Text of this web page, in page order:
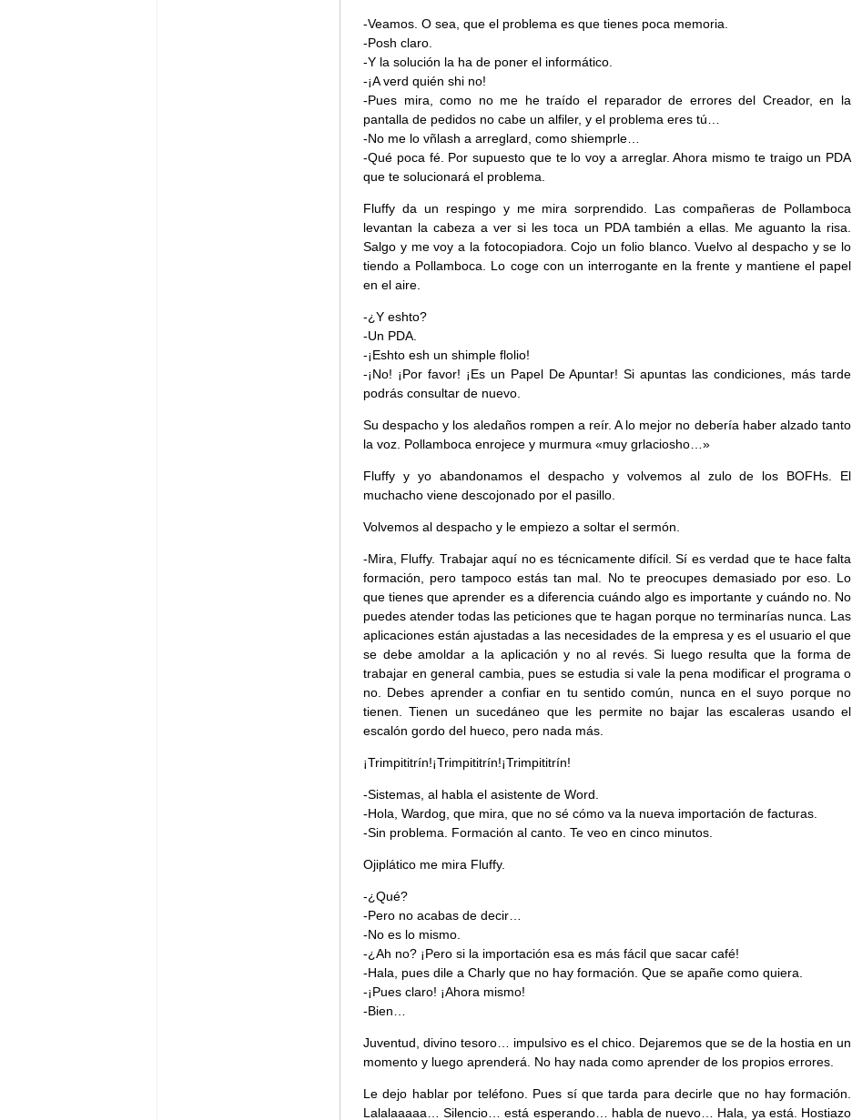
-Veamos. O sea, que el problema es que tienes poca memoria.
-Posh claro.
-Y la solución la ha de poner el informático.
-¡A verd quién shi no!
-Pues mira, como no me he traído el reparador de errores del Creador, en la
pantalla de pedidos no cabe un alfiler, y el problema eres tú…
-No me lo vñlash a arreglard, como shiemprle…
-Qué poca fé. Por supuesto que te lo voy a arreglar. Ahora mismo te traigo un PDA
que te solucionará el problema.
Fluffy da un respingo y me mira sorprendido. Las compañeras de Pollamboca
levantan la cabeza a ver si les toca un PDA también a ellas. Me aguanto la risa.
Salgo y me voy a la fotocopiadora. Cojo un folio blanco. Vuelvo al despacho y se lo
tiendo a Pollamboca. Lo coge con un interrogante en la frente y mantiene el papel
en el aire.
-¿Y eshto?
-Un PDA.
-¡Eshto esh un shimple flolio!
-¡No! ¡Por favor! ¡Es un Papel De Apuntar! Si apuntas las condiciones, más tarde
podrás consultar de nuevo.
Su despacho y los aledaños rompen a reír. A lo mejor no debería haber alzado tanto
la voz. Pollamboca enrojece y murmura «muy grlaciosho…»
Fluffy y yo abandonamos el despacho y volvemos al zulo de los BOFHs. El
muchacho viene descojonado por el pasillo.
Volvemos al despacho y le empiezo a soltar el sermón.
-Mira, Fluffy. Trabajar aquí no es técnicamente difícil. Sí es verdad que te hace falta
formación, pero tampoco estás tan mal. No te preocupes demasiado por eso. Lo
que tienes que aprender es a diferencia cuándo algo es importante y cuándo no. No
puedes atender todas las peticiones que te hagan porque no terminarías nunca. Las
aplicaciones están ajustadas a las necesidades de la empresa y es el usuario el que
se debe amoldar a la aplicación y no al revés. Si luego resulta que la forma de
trabajar en general cambia, pues se estudia si vale la pena modificar el programa o
no. Debes aprender a confiar en tu sentido común, nunca en el suyo porque no
tienen. Tienen un sucedáneo que les permite no bajar las escaleras usando el
escalón gordo del hueco, pero nada más.
¡Trimpititrín!¡Trimpititrín!¡Trimpititrín!
-Sistemas, al habla el asistente de Word.
-Hola, Wardog, que mira, que no sé cómo va la nueva importación de facturas.
-Sin problema. Formación al canto. Te veo en cinco minutos.
Ojiplático me mira Fluffy.
-¿Qué?
-Pero no acabas de decir…
-No es lo mismo.
-¿Ah no? ¡Pero si la importación esa es más fácil que sacar café!
-Hala, pues dile a Charly que no hay formación. Que se apañe como quiera.
-¡Pues claro! ¡Ahora mismo!
-Bien…
Juventud, divino tesoro… impulsivo es el chico. Dejaremos que se de la hostia en un
momento y luego aprenderá. No hay nada como aprender de los propios errores.
Le dejo hablar por teléfono. Pues sí que tarda para decirle que no hay formación.
Lalalaaaaa… Silencio… está esperando… habla de nuevo… Hala, ya está. Hostiazo